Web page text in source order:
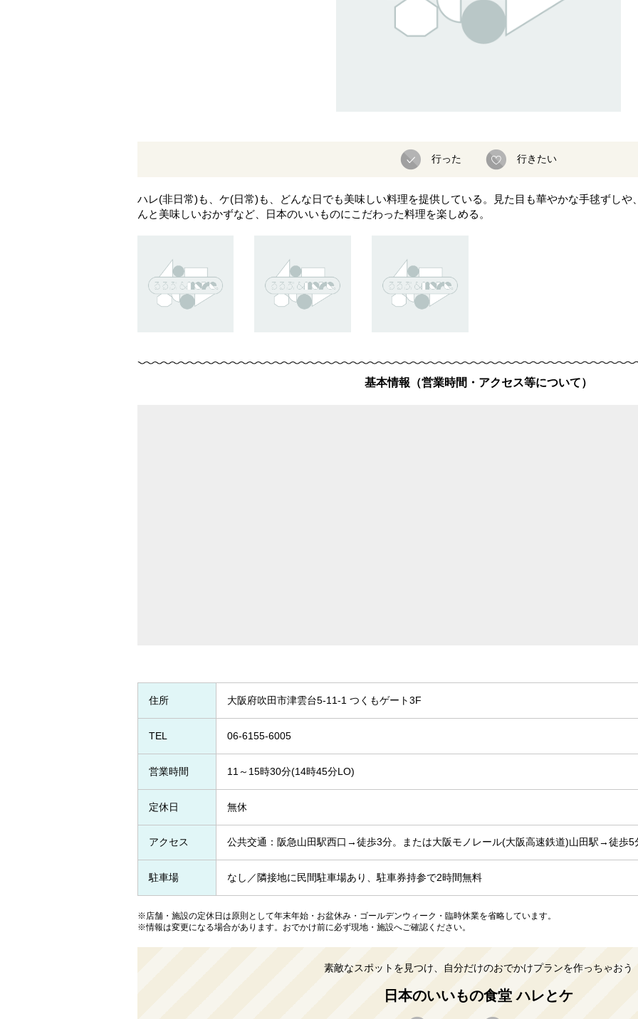
行った 行きたい
ハレ(非日常)も、ケ(日常)も、どんな日でも美味しい料理を提供している。見た目も華やかな手毬ずし
んと美味しいおかずなど、日本のいいものにこだわった料理を楽しめる。
基本情報（営業時間・アクセス等について）
住所 大阪府吹田市津雲台5-11-1 つくもゲート3F
TEL 06-6155-6005
営業時間 11～15時30分(14時45分LO)
定休日 無休
アクセス 公共交通：阪急山田駅西口→徒歩3分。または大阪モノレール(大阪高速鉄道)山田駅→徒歩5
駐車場 なし／隣接地に民間駐車場あり、駐車券持参で2時間無料
※店舗・施設の定休日は原則として年末年始・お盆休み・ゴールデンウィーク・臨時休業を省略しています。
※情報は変更になる場合があります。おでかけ前に必ず現地・施設へご確認ください。
素敵なスポットを見つけ、自分だけのおでかけプランを作っちゃおう
日本のいいもの食堂 ハレとケ